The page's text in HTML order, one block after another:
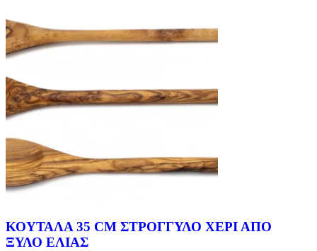
ΚΟΥΤΑΛΑ 35 CM ΣΤΡΟΓΓΥΛΟ ΧΕΡΙ ΑΠΟ
ΞΥΛΟ ΕΛΙΑΣ